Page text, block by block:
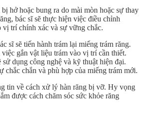
hở hoặc bung ra do mài mòn hoặc sự thay
bác sĩ sẽ thực hiện việc điều chỉnh
vị trí chính xác và sự vững chắc.
sĩ sẽ tiến hành trám lại miếng trám răng.
gắn vật liệu trám vào vị trí cần thiết.
dụng công nghệ và kỹ thuật hiện đại.
chắc chắn và phù hợp của miếng trám mới.
tin về cách xử lý hàn răng bị vỡ. Hy vọng
được cách chăm sóc sức khỏe răng